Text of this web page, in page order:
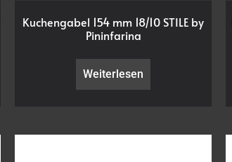
Kuchengabel 154 mm 18/10 STILE by
Pininfarina
Weiterlesen